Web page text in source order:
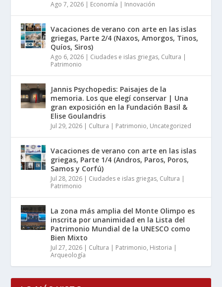
Ago 7, 2026 | Economía | Innovación
Vacaciones de verano con arte en las islas
griegas, Parte 2/4 (Naxos, Amorgos, Tinos,
Quíos, Siros)
Ago 6, 2026 | Ciudades e islas griegas, Cultura |
Patrimonio
Jannis Psychopedis: Paisajes de la
memoria. Los que elegí conservar | Una
gran exposición en la Fundación Basil &
Elise Goulandris
Jul 29, 2026 | Cultura | Patrimonio, Uncategorized
Vacaciones de verano con arte en las islas
griegas, Parte 1/4 (Andros, Paros, Poros,
Samos y Corfú)
Jul 28, 2026 | Ciudades e islas griegas, Cultura |
Patrimonio
La zona más amplia del Monte Olimpo es
inscrita por unanimidad en la Lista del
Patrimonio Mundial de la UNESCO como
Bien Mixto
Jul 27, 2026 | Cultura | Patrimonio, Historia |
Arqueología